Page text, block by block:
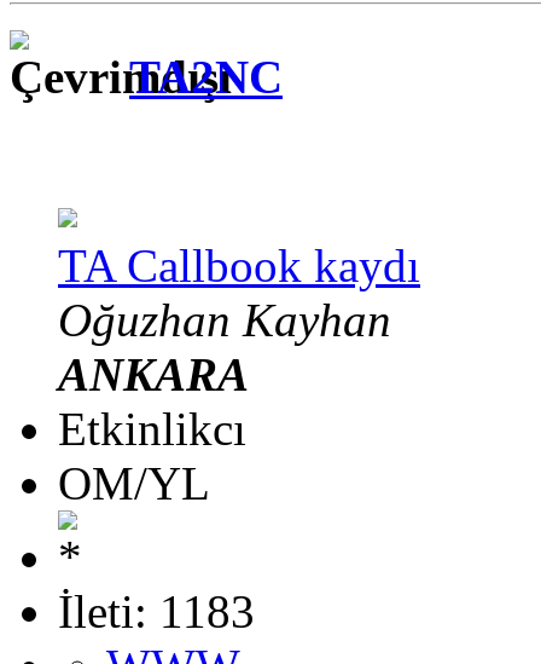
TA2NC
TA Callbook kaydı
Oğuzhan Kayhan
ANKARA
Etkinlikcı
OM/YL
İleti: 1183